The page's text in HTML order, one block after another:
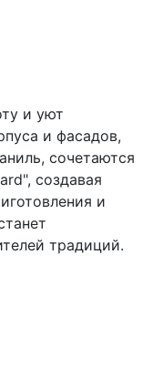
и уют
и фасадов,
сочетаются
создавая
и
традиций.